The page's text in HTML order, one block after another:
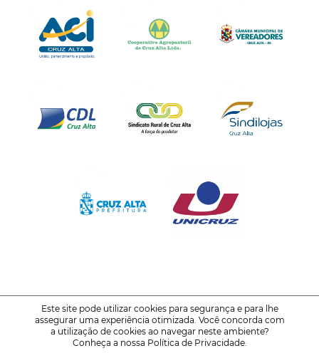
© 2021-2026FENATRIGO - Feira Nacional do Trigo
Política de Privacidade Voltar ao Topo
Este site pode utilizar cookies para segurança e para lhe
assegurar uma experiência otimizada. Você concorda com
a utilização de cookies ao navegar neste ambiente?
Conheça a nossa Política de Privacidade.